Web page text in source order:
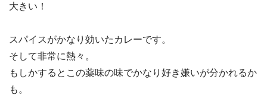
大きい！
スパイスがかなり効いたカレーです。
そして非常に熱々。
もしかするとこの薬味の味でかなり好き嫌いが分かれるか
も。